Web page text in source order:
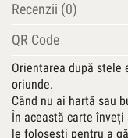
Recenzii (0)
QR Code
Orientarea după
oriunde.
Când nu ai hartă sau
În această carte
le folosești pentru a